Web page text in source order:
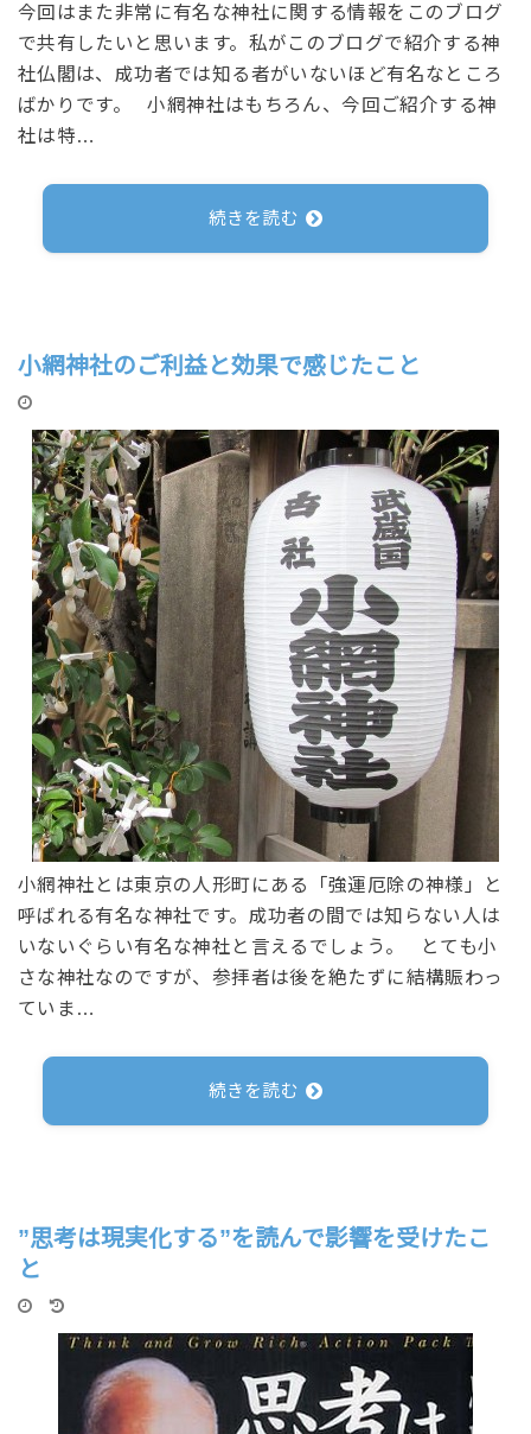
今回はまた非常に有名な神社に関する情報をこのブログ
で共有したいと思います。私がこのブログで紹介する神
社仏閣は、成功者では知る者がいないほど有名なところ
ばかりです。 小網神社はもちろん、今回ご紹介する神
社は特…
続きを読む
小網神社のご利益と効果で感じたこと
小網神社とは東京の人形町にある「強運厄除の神様」と
呼ばれる有名な神社です。成功者の間では知らない人は
いないぐらい有名な神社と言えるでしょう。 とても小
さな神社なのですが、参拝者は後を絶たずに結構賑わっ
ていま…
続きを読む
”思考は現実化する”を読んで影響を受けたこ
と